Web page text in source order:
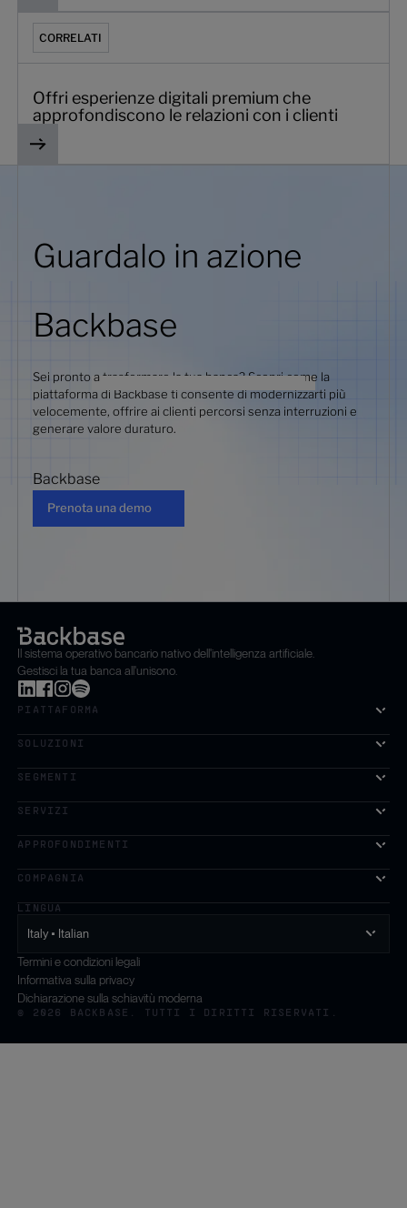
Offri esperienze digitali premium che approfondiscono le
CORRELATI
Offri esperienze digitali premium che
approfondiscono le relazioni con i clienti
Guardalo in azione
Backbase
Sei pronto a trasformare la tua banca? Scopri come la
piattaforma di Backbase ti consente di modernizzarti più
velocemente, offrire ai clienti percorsi senza interruzioni e
generare valore duraturo.
Backbase
Prenota una demo
La prima piattaforma di crescita basata sull'intelligenza
Il sistema operativo bancario nativo dell'intelligenza artificiale.
Gestisci la tua banca all'unisono.
PIATTAFORMA
SOLUZIONI
SEGMENTI
SERVIZI
APPROFONDIMENTI
COMPAGNIA
LINGUA
Italy • Italian
Termini e condizioni legali
Informativa sulla privacy
Dichiarazione sulla schiavitù moderna
© 2026 BACKBASE. TUTTI I DIRITTI RISERVATI.